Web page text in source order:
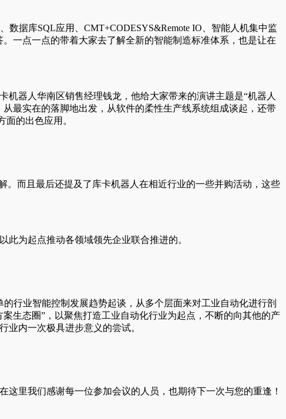
据库SQL应用、CMT+CODESYS&Remote IO、智能人机集中监
一点一点的带着大家去了解全新的智能制造标准体系，也是让在
器人华南区销售经理钱龙，他给大家带来的演讲主题是“机器人
最实在的落脚地出发，从软件的柔性生产线系统组成谈起，还带
的出色应用。
。而且最后还提及了库卡机器人在相近行业的一些并购活动，这些
为起点推动各领域领先企业联合推进的。
行业智能控制发展趋势起谈，从多个层面来对工业自动化进行剖
生态圈”，以聚焦打造工业自动化行业为起点，不断的向其他的产
业内一次极具进步意义的尝试。
里我们感谢每一位参加会议的人员，也期待下一次与您的重逢！